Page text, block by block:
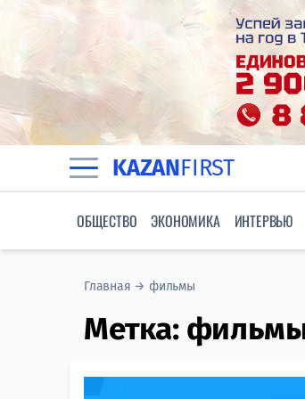
KAZANFIRST
ОБЩЕСТВО ЭКОНОМИКА ИНТЕРВЬЮ
Главная → фильмы
Метка: